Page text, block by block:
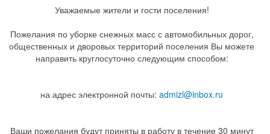
Уважаемые жители и гости поселения!
Пожелания по уборке снежных масс с автомобильных дорог,
общественных и дворовых территорий поселения Вы можете
направить круглосуточно следующим способом:
на адрес электронной почты: admizl@inbox.ru
Ваши пожелания будут приняты в работу в течение 30 минут